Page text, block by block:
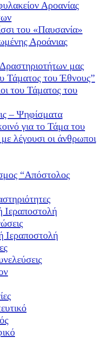
Αροανίας
του «Παυσανία»
Αροάνιας
μας
Τάματος του Έθνους”
του Τάματος του
– Ψηφίσματα
για το Τάμα του
λέγουσι οι άνθρωποι
“Απόστολος
Ιεραποστολή
Ιεραποστολή